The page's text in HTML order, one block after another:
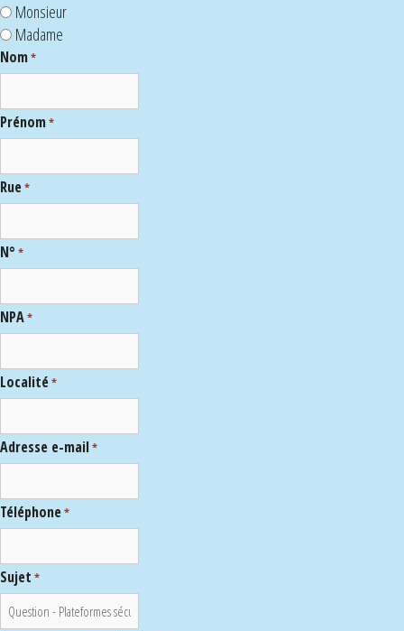
Monsieur
Madame
Nom*
Prénom*
Rue*
N° *
NPA*
Localité*
Adresse e-mail*
Téléphone*
Sujet *